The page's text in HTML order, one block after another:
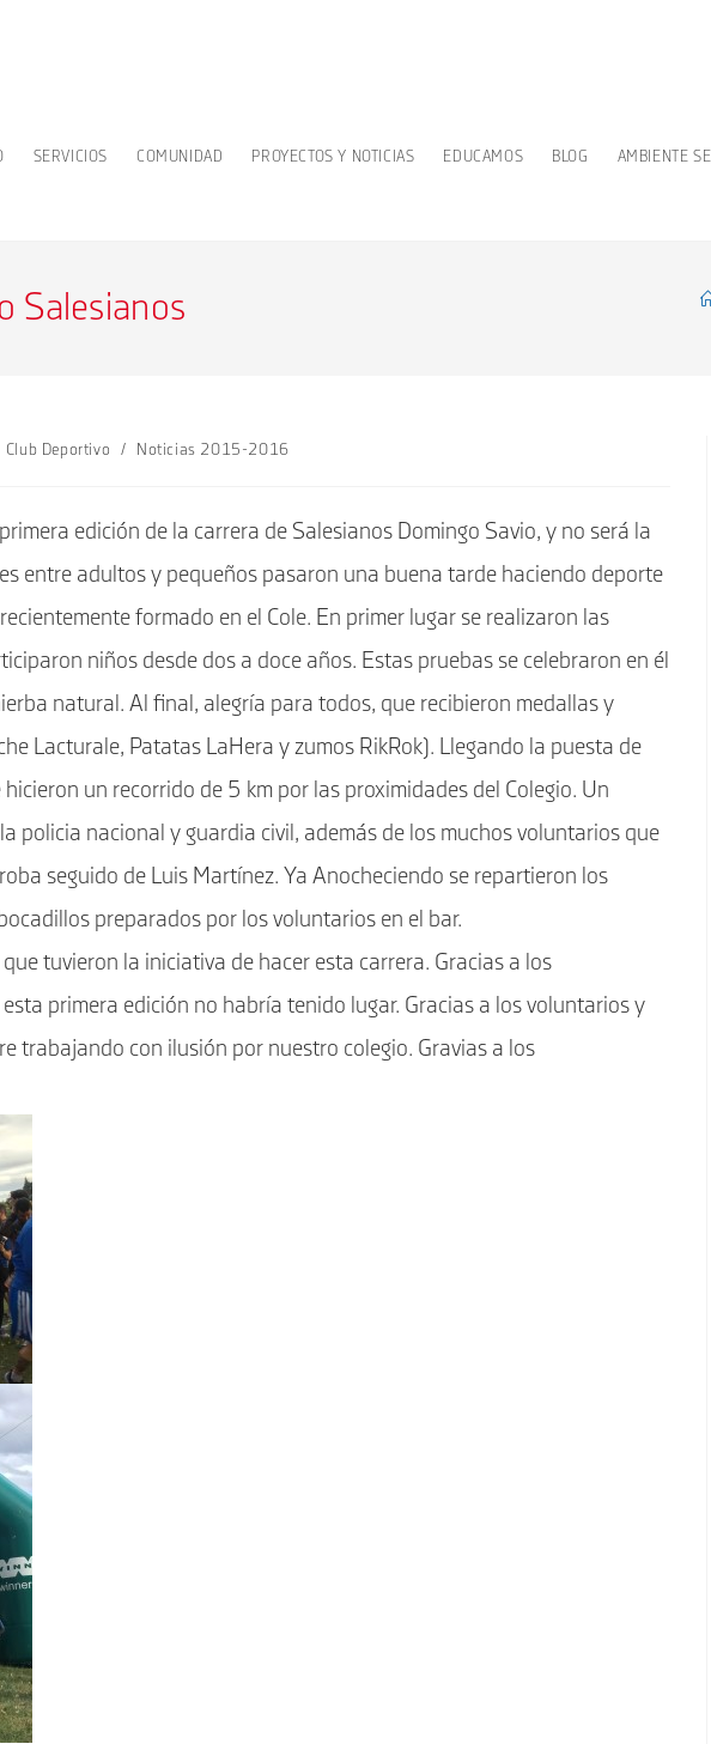
SERVICIOS COMUNIDAD PROYECTOS Y NOTICIAS EDUCAMOS BLOG AMBIENTE
Salesianos
Club Deportivo / Noticias 2015-2016
edición de la carrera de Salesianos Domingo Savio, y no será la
entre adultos y pequeños pasaron una buena tarde haciendo deporte
formado en el Cole. En primer lugar se realizaron las
niños desde dos a doce años. Estas pruebas se celebraron en él
natural. Al final, alegría para todos, que recibieron medallas y
Lacturale, Patatas LaHera y zumos RikRok). Llegando la puesta de
un recorrido de 5 km por las proximidades del Colegio. Un
policia nacional y guardia civil, además de los muchos voluntarios que
seguido de Luis Martínez. Ya Anocheciendo se repartieron los
preparados por los voluntarios en el bar.
tuvieron la iniciativa de hacer esta carrera. Gracias a los
primera edición no habría tenido lugar. Gracias a los voluntarios y
trabajando con ilusión por nuestro colegio. Gravias a los